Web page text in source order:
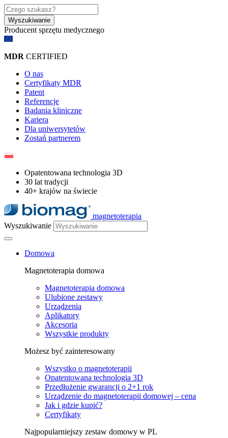
Wyszukiwanie
Producent sprzętu medycznego​
MDR CERTIFIED
O nas
Certyfikaty MDR
Patent
Referencje
Badania kliniczne
Kariera
Dla uniwersytetów
Zostań partnerem
Opatentowana technologia 3D
30 lat tradycji
40+ krajów na świecie
magnetoterapia
Wyszukiwanie
Domowa
Magnetoterapia domowa
Magnetoterapia domowa
Ulubione zestawy
Urządzenia
Aplikatory
Akcesoria
Wszystkie produkty
Możesz być zainteresowany
Wszystko o magnetoterapii
Opatentowana technologia 3D
Przedłużenie gwarancji o 2+1 rok
Urządzenie do magnetoterapii domowej – cena
Jak i gdzie kupić?
Certyfikaty
Najpopularniejszy zestaw domowy w PL